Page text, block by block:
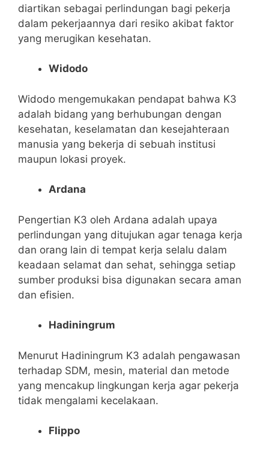
diartikan sebagai perlindungan bagi pekerja
dalam pekerjaannya dari resiko akibat faktor
yang merugikan kesehatan.
Widodo
Widodo mengemukakan pendapat bahwa K3
adalah bidang yang berhubungan dengan
kesehatan, keselamatan dan kesejahteraan
manusia yang bekerja di sebuah institusi
maupun lokasi proyek.
Ardana
Pengertian K3 oleh Ardana adalah upaya
perlindungan yang ditujukan agar tenaga kerja
dan orang lain di tempat kerja selalu dalam
keadaan selamat dan sehat, sehingga setiap
sumber produksi bisa digunakan secara aman
dan efisien.
Hadiningrum
Menurut Hadiningrum K3 adalah pengawasan
terhadap SDM, mesin, material dan metode
yang mencakup lingkungan kerja agar pekerja
tidak mengalami kecelakaan.
Flippo